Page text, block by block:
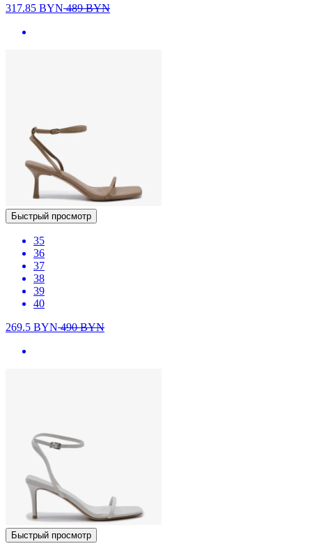
317.85 BYN489BYN
Быстрый просмотр
35
36
37
38
39
40
269.5 BYN490BYN
Быстрый просмотр